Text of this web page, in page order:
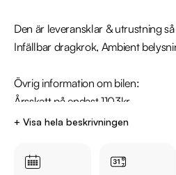
Den är leveransklar & utrustning
Infällbar dragkrok, Ambient
Övrig information om bilen:
Årsskatt på endast 1103kr
Besiktigad till och med 2023-05-31
Väldokumenterad Servicehistorik
+ Visa hela beskrivningen